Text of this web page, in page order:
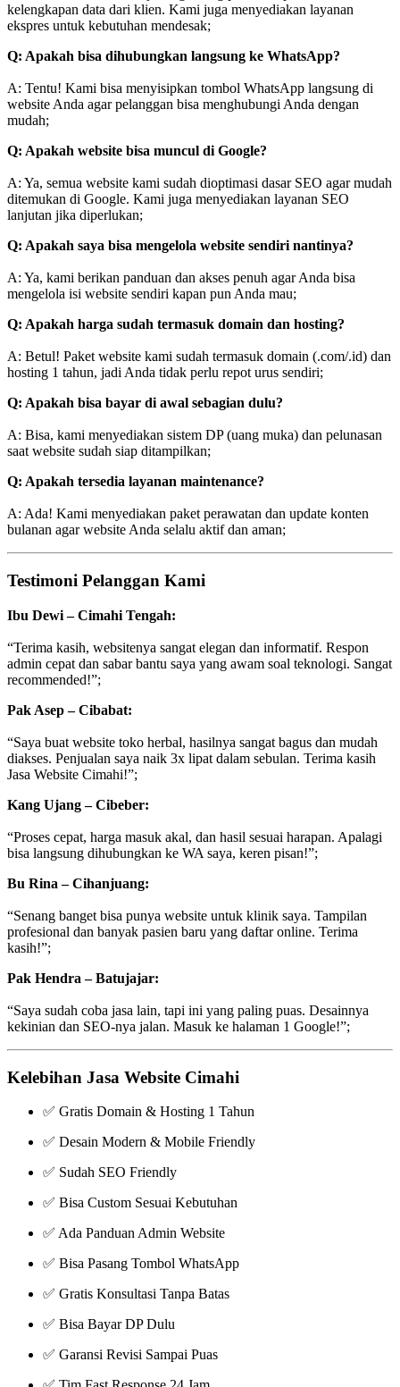
kelengkapan data dari klien. Kami juga menyediakan layanan
ekspres untuk kebutuhan mendesak;
Q: Apakah bisa dihubungkan langsung ke WhatsApp?
A: Tentu! Kami bisa menyisipkan tombol WhatsApp langsung di
website Anda agar pelanggan bisa menghubungi Anda dengan
mudah;
Q: Apakah website bisa muncul di Google?
A: Ya, semua website kami sudah dioptimasi dasar SEO agar mudah
ditemukan di Google. Kami juga menyediakan layanan SEO
lanjutan jika diperlukan;
Q: Apakah saya bisa mengelola website sendiri nantinya?
A: Ya, kami berikan panduan dan akses penuh agar Anda bisa
mengelola isi website sendiri kapan pun Anda mau;
Q: Apakah harga sudah termasuk domain dan hosting?
A: Betul! Paket website kami sudah termasuk domain (.com/.id) dan
hosting 1 tahun, jadi Anda tidak perlu repot urus sendiri;
Q: Apakah bisa bayar di awal sebagian dulu?
A: Bisa, kami menyediakan sistem DP (uang muka) dan pelunasan
saat website sudah siap ditampilkan;
Q: Apakah tersedia layanan maintenance?
A: Ada! Kami menyediakan paket perawatan dan update konten
bulanan agar website Anda selalu aktif dan aman;
Testimoni Pelanggan Kami
Ibu Dewi – Cimahi Tengah:
“Terima kasih, websitenya sangat elegan dan informatif. Respon
admin cepat dan sabar bantu saya yang awam soal teknologi. Sangat
recommended!”;
Pak Asep – Cibabat:
“Saya buat website toko herbal, hasilnya sangat bagus dan mudah
diakses. Penjualan saya naik 3x lipat dalam sebulan. Terima kasih
Jasa Website Cimahi!”;
Kang Ujang – Cibeber:
“Proses cepat, harga masuk akal, dan hasil sesuai harapan. Apalagi
bisa langsung dihubungkan ke WA saya, keren pisan!”;
Bu Rina – Cihanjuang:
“Senang banget bisa punya website untuk klinik saya. Tampilan
profesional dan banyak pasien baru yang daftar online. Terima
kasih!”;
Pak Hendra – Batujajar:
“Saya sudah coba jasa lain, tapi ini yang paling puas. Desainnya
kekinian dan SEO-nya jalan. Masuk ke halaman 1 Google!”;
Kelebihan Jasa Website Cimahi
✅ Gratis Domain & Hosting 1 Tahun
✅ Desain Modern & Mobile Friendly
✅ Sudah SEO Friendly
✅ Bisa Custom Sesuai Kebutuhan
✅ Ada Panduan Admin Website
✅ Bisa Pasang Tombol WhatsApp
✅ Gratis Konsultasi Tanpa Batas
✅ Bisa Bayar DP Dulu
✅ Garansi Revisi Sampai Puas